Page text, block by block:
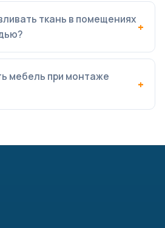
ткань в помещениях
мебель при монтаже